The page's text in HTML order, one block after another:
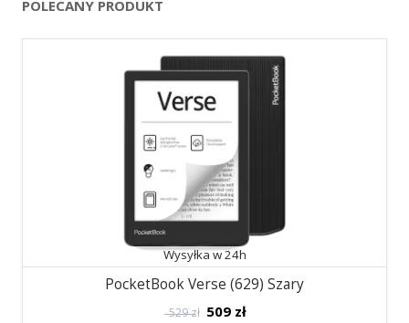
POLECANY PRODUKT
Wysyłka w 24h
PocketBook Verse (629) Szary
529 zł 509 zł